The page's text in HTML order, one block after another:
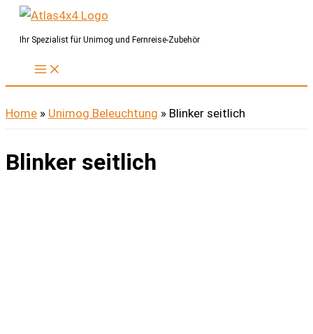
Zum
InhaltIhr Spezialist für Unimog und Fernreise-Zubehör
Home » Unimog Beleuchtung » Blinker seitlich
Blinker seitlich